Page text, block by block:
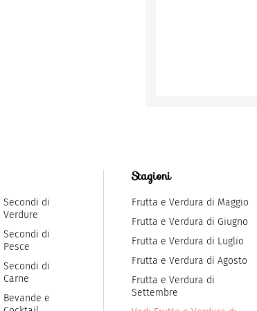
Secondi di
Verdure
Secondi di
Pesce
Secondi di
Carne
Bevande e
Stagioni
Frutta e Verdura di Maggio
Frutta e Verdura di Giugno
Frutta e Verdura di Luglio
Frutta e Verdura di Agosto
Frutta e Verdura di
Settembre